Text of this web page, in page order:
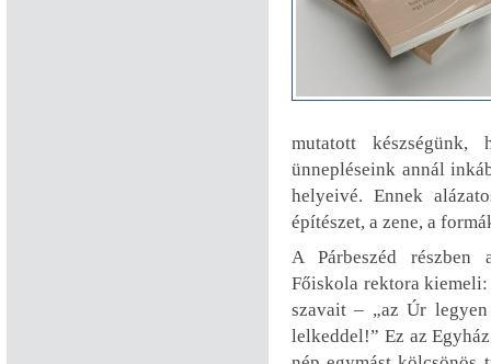
mutatott készségünk,
ünnepléseink annál
helyeivé. Ennek
építészet, a zene, a
A Párbeszéd részben
Főiskola rektora
szavait – „az Úr
lelkeddel!” Ez az